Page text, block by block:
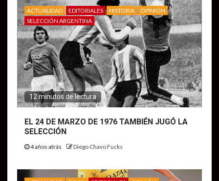
ACTUALIDAD EDITORIALES HISTORIA
OPINIÓN
SELECCIÓN ARGENTINA
12 minutos de lectura
EL 24 DE MARZO DE 1976 TAMBIÉN JUGÓ LA
SELECCIÓN
4 años atrás Diego Chavo Fucks